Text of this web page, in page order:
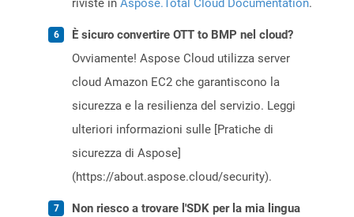
riviste in Aspose.Total Cloud Documentation.
È sicuro convertire OTT to BMP nel cloud?
Ovviamente! Aspose Cloud utilizza server
cloud Amazon EC2 che garantiscono la
sicurezza e la resilienza del servizio. Leggi
ulteriori informazioni sulle [Pratiche di
sicurezza di Aspose]
(https://about.aspose.cloud/security).
Non riesco a trovare l'SDK per la mia lingua